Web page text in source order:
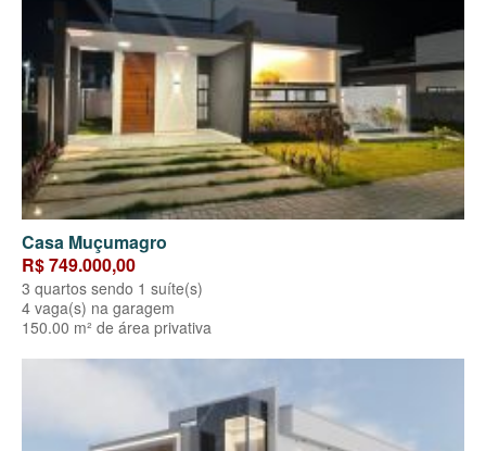
Casa Muçumagro
R$ 749.000,00
3 quartos sendo 1 suíte(s)
4 vaga(s) na garagem
150.00 m² de área privativa